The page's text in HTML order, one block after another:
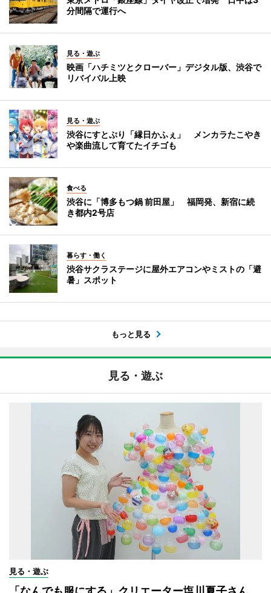
分間隔で運行へ
見る・遊ぶ
映画「ハチミツとクローバー」デジタル版、渋谷で
リバイバル上映
見る・遊ぶ
渋谷にすとぷり「縁日かふぇ」 メンカラたこやき
や楽曲流して育てたイチゴも
食べる
渋谷に「博多もつ鍋 前田屋」 福岡発、新宿に続
き都内2号店
暮らす・働く
渋谷サクラステージに屋外エアコンやミストの「避
暑」スポット
もっと見る
見る・遊ぶ
見る・遊ぶ